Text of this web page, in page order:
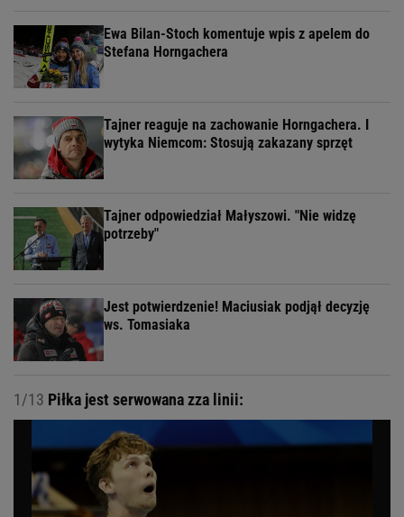
Ewa Bilan-Stoch komentuje wpis z apelem do
Stefana Horngachera
Tajner reaguje na zachowanie Horngachera. I
wytyka Niemcom: Stosują zakazany sprzęt
Tajner odpowiedział Małyszowi. "Nie widzę
potrzeby"
Jest potwierdzenie! Maciusiak podjął decyzję
ws. Tomasiaka
1/13 Piłka jest serwowana zza linii: